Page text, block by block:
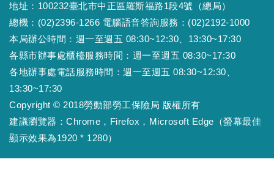
地址：100232臺北市中正區羅斯福路1段4號（總局）
總機：(02)2396-1266 電腦語音答詢服務：(02)2192-1000
本局辦公時間：週一至週五 08:30~12:30、13:30~17:30
各縣市辦事處櫃檯服務時間：週一至週五 08:30~17:30
各地辦事處電話服務時間：週一至週五 08:30~12:30、
13:30~17:30
Copyright © 2018勞動部勞工保險局 版權所有
建議瀏覽器：Chrome，Firefox，Microsoft Edge（螢幕最佳
顯示效果為1920 * 1280）